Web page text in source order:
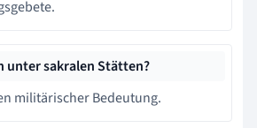
unter sakralen Stätten?
militärischer Bedeutung.